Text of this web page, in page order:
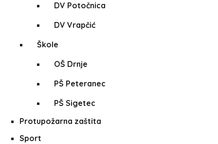
DV Potočnica
DV Vrapčić
Škole
OŠ Drnje
PŠ Peteranec
PŠ Sigetec
Protupožarna zaštita
Sport